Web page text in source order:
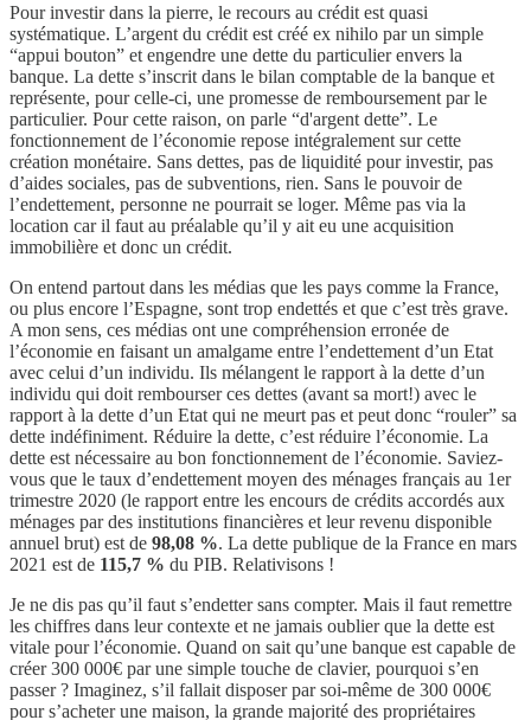
Pour investir dans la pierre, le recours au crédit est quasi
systématique. L’argent du crédit est créé ex nihilo par un simple
“appui bouton” et engendre une dette du particulier envers la
banque. La dette s’inscrit dans le bilan comptable de la banque et
représente, pour celle-ci, une promesse de remboursement par le
particulier. Pour cette raison, on parle “d'argent dette”. Le
fonctionnement de l’économie repose intégralement sur cette
création monétaire. Sans dettes, pas de liquidité pour investir, pas
d’aides sociales, pas de subventions, rien. Sans le pouvoir de
l’endettement, personne ne pourrait se loger. Même pas via la
location car il faut au préalable qu’il y ait eu une acquisition
immobilière et donc un crédit.
On entend partout dans les médias que les pays comme la France,
ou plus encore l’Espagne, sont trop endettés et que c’est très grave.
A mon sens, ces médias ont une compréhension erronée de
l’économie en faisant un amalgame entre l’endettement d’un Etat
avec celui d’un individu. Ils mélangent le rapport à la dette d’un
individu qui doit rembourser ces dettes (avant sa mort!) avec le
rapport à la dette d’un Etat qui ne meurt pas et peut donc “rouler” sa
dette indéfiniment. Réduire la dette, c’est réduire l’économie. La
dette est nécessaire au bon fonctionnement de l’économie. Saviez-
vous que le taux d’endettement moyen des ménages français au 1er
trimestre 2020 (le rapport entre les encours de crédits accordés aux
ménages par des institutions financières et leur revenu disponible
annuel brut) est de 98,08 %. La dette publique de la France en mars
2021 est de 115,7 % du PIB. Relativisons !
Je ne dis pas qu’il faut s’endetter sans compter. Mais il faut remettre
les chiffres dans leur contexte et ne jamais oublier que la dette est
vitale pour l’économie. Quand on sait qu’une banque est capable de
créer 300 000€ par une simple touche de clavier, pourquoi s’en
passer ? Imaginez, s’il fallait disposer par soi-même de 300 000€
pour s’acheter une maison, la grande majorité des propriétaires